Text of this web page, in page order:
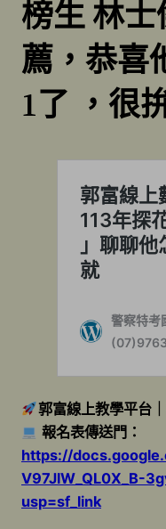
榜生 林
薦，恭喜
1了 ，很
郭富線上教學平台
報名表傳送門：
https://
V97JlW_QL0X_B-
usp=sf_link